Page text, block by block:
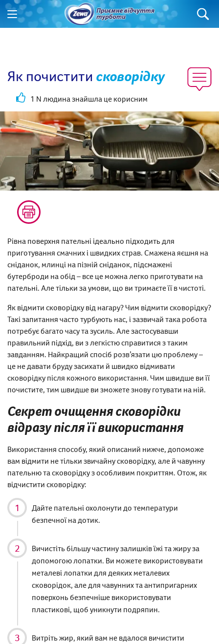
Як почистити сковорідку
1 N людина знайшла це корисним
Рівна поверхня пательні ідеально підходить для
приготування смачних і швидких страв. Смажена яєшня на
сніданок, млинці на пізній сніданок, підсмажені
бутерброди на обід – все це можна легко приготувати на
пательні. Але тільки за умови, що ви тримаєте її в чистоті.
Як відмити сковорідку від нагару? Чим відмити сковорідку?
Такі запитання часто турбують нас, і зазвичай така робота
потребує багато часу та зусиль. Але застосувавши
правильний підхід, ви з легкістю справитися з таким
завданням. Найкращий спосіб розв’язати цю проблему –
це не давати бруду засихати й швидко відмивати
сковорідку після кожного використання. Чим швидше ви її
почистите, тим швидше ви зможете знову готувати на ній.
Секрет очищення сковорідки
відразу після її використання
Використання способу, який описаний нижче, допоможе
вам відмити не тільки звичайну сковорідку, але й чавунну
пательню та сковорідку з особливим покриттям. Отож, як
відчистити сковорідку:
Дайте пательні охолонути до температури
безпечної на дотик.
Вичистіть більшу частину залишків їжі та жиру за
допомогою лопатки. Ви можете використовувати
металеві лопатки для деяких металевих
сковорідок, але для чавунних та антипригарних
поверхонь безпечніше використовувати
пластикові, щоб уникнути подряпин.
Витріть жир, який вам не вдалося вичистити